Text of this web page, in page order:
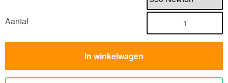
Aantal
In winkelwagen